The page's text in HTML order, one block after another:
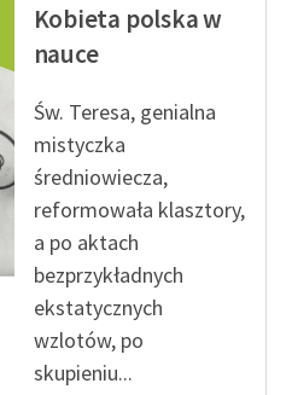
Kobieta polska w
nauce
Św. Teresa, genialna
mistyczka
średniowiecza,
reformowała klasztory,
a po aktach
bezprzykładnych
ekstatycznych
wzlotów, po
skupieniu...